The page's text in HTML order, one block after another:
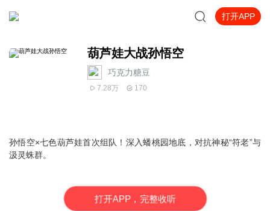
打开APP
葫芦娃大战孙悟空
巧克力糖豆
7.28万 170
孙悟空×七色葫芦娃首次组队！深入蟠桃园地底，对抗神秘“符老”与
汲灵蛛群。
打开APP，完整收听